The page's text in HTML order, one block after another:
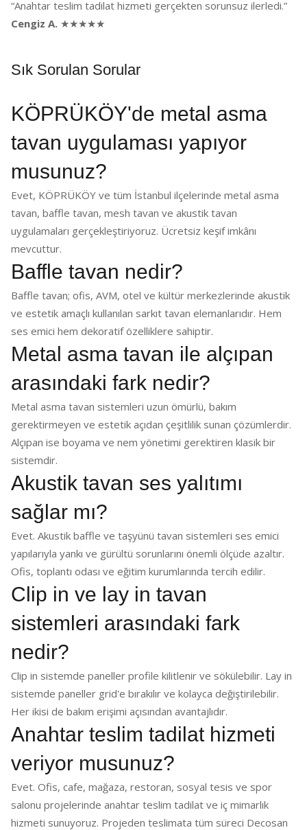
“Anahtar teslim tadilat hizmeti gerçekten sorunsuz ilerledi.”
Cengiz A. ★★★★★
Sık Sorulan Sorular
KÖPRÜKÖY'de metal asma
tavan uygulaması yapıyor
musunuz?
Evet, KÖPRÜKÖY ve tüm İstanbul ilçelerinde metal asma
tavan, baffle tavan, mesh tavan ve akustik tavan
uygulamaları gerçekleştiriyoruz. Ücretsiz keşif imkânı
mevcuttur.
Baffle tavan nedir?
Baffle tavan; ofis, AVM, otel ve kültür merkezlerinde akustik
ve estetik amaçlı kullanılan sarkıt tavan elemanlarıdır. Hem
ses emici hem dekoratif özelliklere sahiptir.
Metal asma tavan ile alçıpan
arasındaki fark nedir?
Metal asma tavan sistemleri uzun ömürlü, bakım
gerektirmeyen ve estetik açıdan çeşitlilik sunan çözümlerdir.
Alçıpan ise boyama ve nem yönetimi gerektiren klasik bir
sistemdir.
Akustik tavan ses yalıtımı
sağlar mı?
Evet. Akustik baffle ve taşyünü tavan sistemleri ses emici
yapılarıyla yankı ve gürültü sorunlarını önemli ölçüde azaltır.
Ofis, toplantı odası ve eğitim kurumlarında tercih edilir.
Clip in ve lay in tavan
sistemleri arasındaki fark
nedir?
Clip in sistemde paneller profile kilitlenir ve sökülebilir. Lay in
sistemde paneller grid'e bırakılır ve kolayca değiştirilebilir.
Her ikisi de bakım erişimi açısından avantajlıdır.
Anahtar teslim tadilat hizmeti
veriyor musunuz?
Evet. Ofis, cafe, mağaza, restoran, sosyal tesis ve spor
salonu projelerinde anahtar teslim tadilat ve iç mimarlık
hizmeti sunuyoruz. Projeden teslimata tüm süreci Decosan